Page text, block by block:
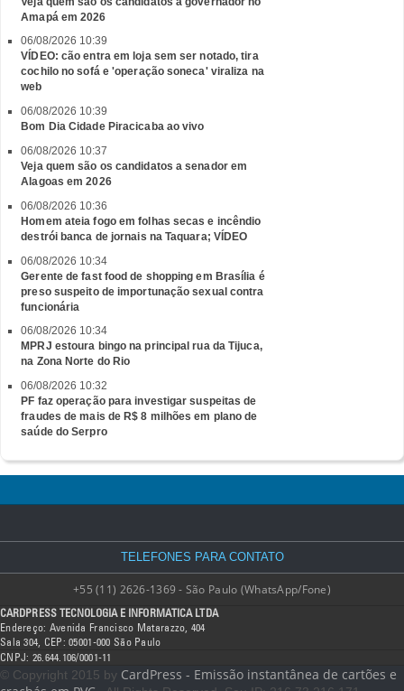
Amapá em 2026
06/08/2026 10:39
VÍDEO: cão entra em loja sem ser notado, tira
cochilo no sofá e 'operação soneca' viraliza na
web
06/08/2026 10:39
Bom Dia Cidade Piracicaba ao vivo
06/08/2026 10:37
Veja quem são os candidatos a senador em
Alagoas em 2026
06/08/2026 10:36
Homem ateia fogo em folhas secas e incêndio
destrói banca de jornais na Taquara; VÍDEO
06/08/2026 10:34
Gerente de fast food de shopping em Brasília é
preso suspeito de importunação sexual contra
funcionária
06/08/2026 10:34
MPRJ estoura bingo na principal rua da Tijuca,
na Zona Norte do Rio
06/08/2026 10:32
PF faz operação para investigar suspeitas de
fraudes de mais de R$ 8 milhões em plano de
saúde do Serpro
TELEFONES PARA CONTATO
+55 (11) 2626-1369 - São Paulo (WhatsApp/Fone)
CARDPRESS TECNOLOGIA E INFORMATICA LTDA
Endereço: Avenida Francisco Matarazzo, 404
Sala 304, CEP: 05001-000 São Paulo
CNPJ: 26.644.106/0001-11
© Copyright 2015 by CardPress - Emissão instantânea de cartões e